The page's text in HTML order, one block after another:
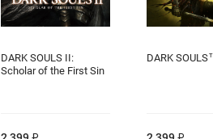
DARK SOULS II:
Scholar of the First Sin
DARK